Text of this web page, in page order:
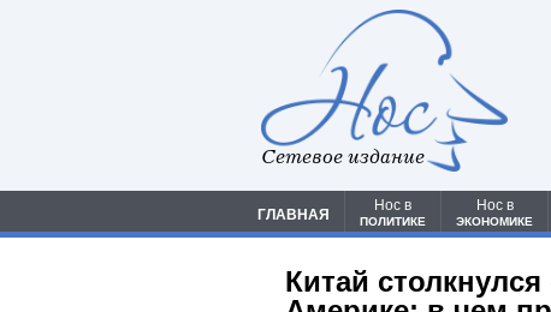
Сетевое издание
ГЛАВНАЯ
Нос в
ПОЛИТИКЕ
Нос в
ЭКОНОМИКЕ
Китай